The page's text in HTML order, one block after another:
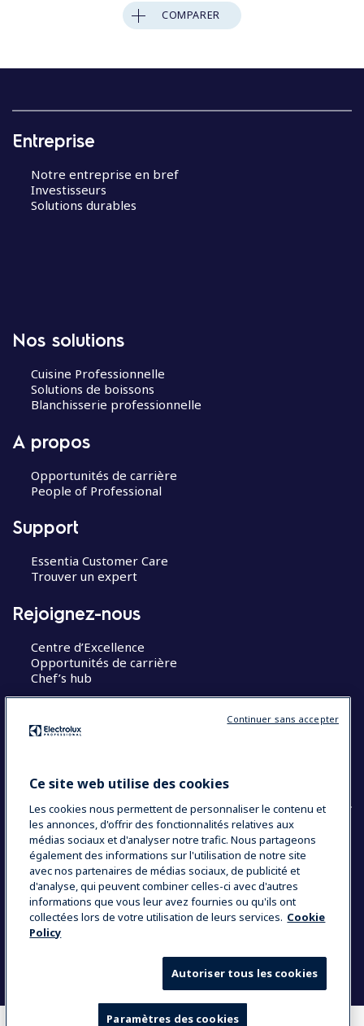
COMPARER
Entreprise
Notre entreprise en bref
Investisseurs
Solutions durables
Nos solutions
Cuisine Professionnelle
Solutions de boissons
Blanchisserie professionnelle
A propos
Opportunités de carrière
People of Professional
Support
Essentia Customer Care
Trouver un expert
Rejoignez-nous
Centre d’Excellence
Opportunités de carrière
Chef’s hub
COUNTRY AND LANGUAGE
VOTRE SÉLECTION : FRANCE
Data Privacy Statement
CGV Plan du site
Ce site web utilise des cookies
Les cookies nous permettent de personnaliser le contenu et
les annonces, d'offrir des fonctionnalités relatives aux
médias sociaux et d'analyser notre trafic. Nous partageons
également des informations sur l'utilisation de notre site
avec nos partenaires de médias sociaux, de publicité et
d'analyse, qui peuvent combiner celles-ci avec d'autres
informations que vous leur avez fournies ou qu'ils ont
collectées lors de votre utilisation de leurs services. Cookie
Policy
Autoriser tous les cookies
Paramètres des cookies
Continuer sans accepter